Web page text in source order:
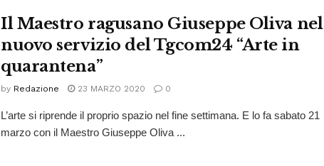
Il Maestro ragusano Giuseppe Oliva nel
nuovo servizio del Tgcom24 “Arte in
quarantena”
by Redazione 23 MARZO 2020 0
L’arte si riprende il proprio spazio nel fine settimana. E lo fa sabato 21
marzo con il Maestro Giuseppe Oliva ...